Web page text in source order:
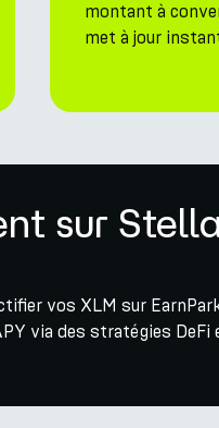
montant à
met à jour
sur
vos XLM sur
via des stratégies